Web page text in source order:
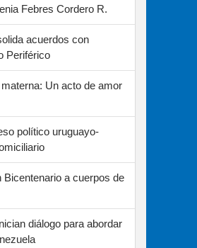
Febres Cordero R.
acuerdos con
Periférico
Un acto de amor
político uruguayo-
Bicentenario a cuerpos de
diálogo para abordar